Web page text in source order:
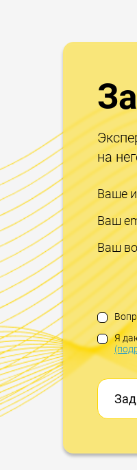
на
Ваше
Ваш
Ваш
Я